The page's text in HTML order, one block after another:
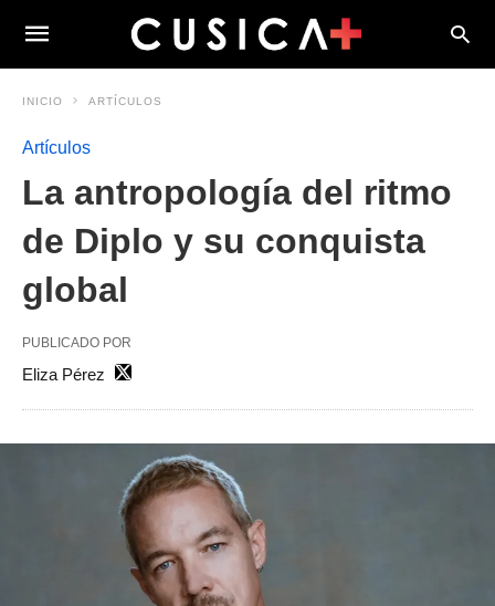
INICIO ARTÍCULOS
Artículos
La antropología del ritmo
de Diplo y su conquista
global
PUBLICADO POR
Eliza Pérez